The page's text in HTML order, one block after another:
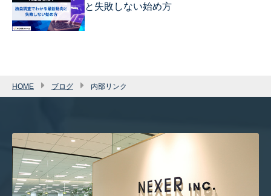
と失敗しない始め方
HOME ブログ 内部リンク